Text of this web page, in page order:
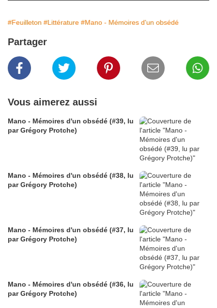
#Feuilleton #Littérature #Mano - Mémoires d'un obsédé
Partager
Vous aimerez aussi
Mano - Mémoires d'un obsédé (#39, lu
par Grégory Protche)
Mano - Mémoires d'un obsédé (#38, lu
par Grégory Protche)
Mano - Mémoires d'un obsédé (#37, lu
par Grégory Protche)
Mano - Mémoires d'un obsédé (#36, lu
par Grégory Protche)